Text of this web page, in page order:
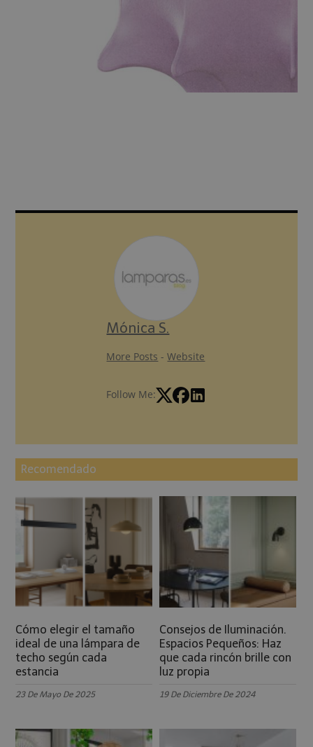
Mónica S.
More Posts -Website
Follow Me:
Recomendado
Cómo elegir el tamaño
ideal de una lámpara de
techo según cada
estancia
23 De Mayo De 2025
Consejos de Iluminación.
Espacios Pequeños: Haz
que cada rincón brille con
luz propia
19 De Diciembre De 2024